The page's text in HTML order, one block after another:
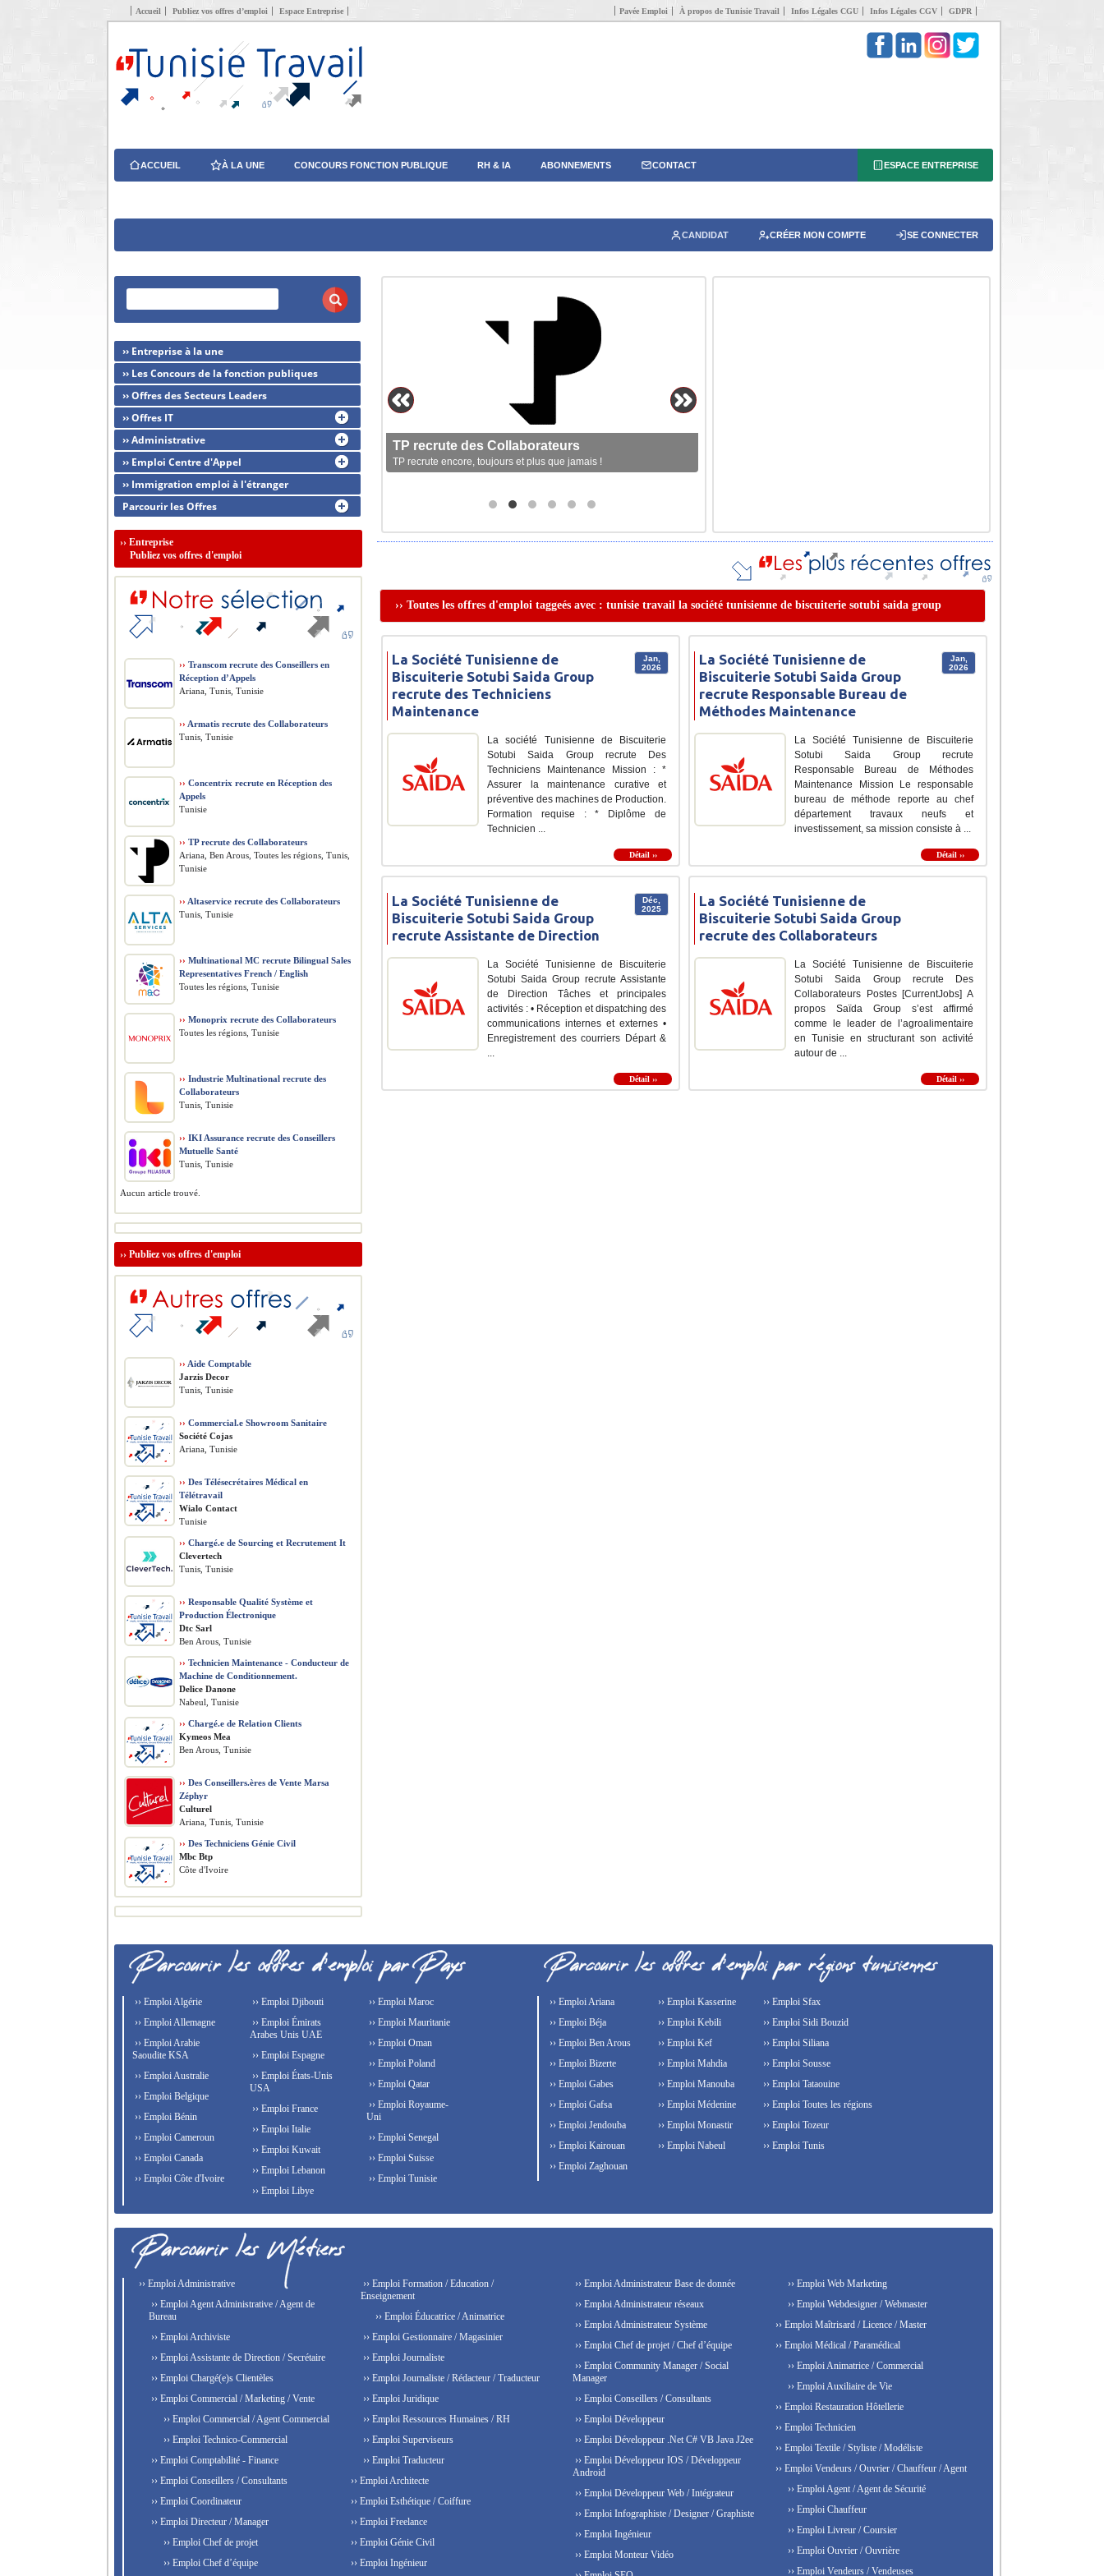
Accueil Publiez vos offres d’emploi Espace Entreprise Pavée Emploi À propos de Tunisie Travail Infos Légales CGU Infos Légales CGV GDPR
ACCUEIL À LA UNE CONCOURS FONCTION PUBLIQUE RH & IA ABONNEMENTS CONTACT ESPACE ENTREPRISE
CANDIDAT CRÉER MON COMPTE SE CONNECTER
TP recrute des Collaborateurs
TP recrute encore, toujours et plus que jamais !
›› Toutes les offres d'emploi taggeés avec : tunisie travail la société tunisienne de biscuiterie sotubi saida group
Jan,
2026
La Société Tunisienne de
Biscuiterie Sotubi Saida Group
recrute des Techniciens
Maintenance
La société Tunisienne de Biscuiterie
Sotubi Saida Group recrute Des
Techniciens Maintenance Mission : *
Assurer la maintenance curative et
préventive des machines de Production.
Formation requise : * Diplôme de
Technicien ...
Détail ››
Jan,
2026
La Société Tunisienne de
Biscuiterie Sotubi Saida Group
recrute Responsable Bureau de
Méthodes Maintenance
La Société Tunisienne de Biscuiterie
Sotubi Saida Group recrute
Responsable Bureau de Méthodes
Maintenance Mission Le responsable
bureau de méthode reporte au chef
département travaux neufs et
investissement, sa mission consiste à ...
Détail ››
Déc,
2025
La Société Tunisienne de
Biscuiterie Sotubi Saida Group
recrute Assistante de Direction
La Société Tunisienne de Biscuiterie
Sotubi Saida Group recrute Assistante
de Direction Tâches et principales
activités : • Réception et dispatching des
communications internes et externes •
Enregistrement des courriers Départ &
...
Détail ››
La Société Tunisienne de
Biscuiterie Sotubi Saida Group
recrute des Collaborateurs
La Société Tunisienne de Biscuiterie
Sotubi Saida Group recrute Des
Collaborateurs Postes [CurrentJobs] A
propos Saïda Group s’est affirmé
comme le leader de l’agroalimentaire
en Tunisie en structurant son activité
autour de ...
Détail ››
›› Entreprise à la une
›› Les Concours de la fonction publiques
›› Offres des Secteurs Leaders
›› Offres IT
›› Administrative
›› Emploi Centre d'Appel
›› Immigration emploi à l'étranger
Parcourir les Offres
›› Entreprise
Publiez vos offres d'emploi
›› Transcom recrute des Conseillers en
Réception d’Appels
Ariana, Tunis, Tunisie
›› Armatis recrute des Collaborateurs
Tunis, Tunisie
›› Concentrix recrute en Réception des
Appels
Tunisie
›› TP recrute des Collaborateurs
Ariana, Ben Arous, Toutes les régions, Tunis,
Tunisie
›› Altaservice recrute des Collaborateurs
Tunis, Tunisie
›› Multinational MC recrute Bilingual Sales
Representatives French / English
Toutes les régions, Tunisie
›› Monoprix recrute des Collaborateurs
Toutes les régions, Tunisie
›› Industrie Multinational recrute des
Collaborateurs
Tunis, Tunisie
›› IKI Assurance recrute des Conseillers
Mutuelle Santé
Tunis, Tunisie
Aucun article trouvé.
›› Publiez vos offres d'emploi
›› Aide Comptable
Jarzis Decor
Tunis, Tunisie
›› Commercial.e Showroom Sanitaire
Société Cojas
Ariana, Tunisie
›› Des Télésecrétaires Médical en
Télétravail
Wialo Contact
Tunisie
›› Chargé.e de Sourcing et Recrutement It
Clevertech
Tunis, Tunisie
›› Responsable Qualité Système et
Production Électronique
Dtc Sarl
Ben Arous, Tunisie
›› Technicien Maintenance - Conducteur de
Machine de Conditionnement.
Delice Danone
Nabeul, Tunisie
›› Chargé.e de Relation Clients
Kymeos Mea
Ben Arous, Tunisie
›› Des Conseillers.ères de Vente Marsa
Zéphyr
Culturel
Ariana, Tunis, Tunisie
›› Des Techniciens Génie Civil
Mbc Btp
Côte d'Ivoire
›› Emploi Algérie
›› Emploi Allemagne
›› Emploi Arabie
Saoudite KSA
›› Emploi Australie
›› Emploi Belgique
›› Emploi Bénin
›› Emploi Cameroun
›› Emploi Canada
›› Emploi Côte d'Ivoire
›› Emploi Djibouti
›› Emploi Émirats
Arabes Unis UAE
›› Emploi Espagne
›› Emploi États-Unis
USA
›› Emploi France
›› Emploi Italie
›› Emploi Kuwait
›› Emploi Lebanon
›› Emploi Libye
›› Emploi Maroc
›› Emploi Mauritanie
›› Emploi Oman
›› Emploi Poland
›› Emploi Qatar
›› Emploi Royaume-
Uni
›› Emploi Senegal
›› Emploi Suisse
›› Emploi Tunisie
›› Emploi Ariana
›› Emploi Béja
›› Emploi Ben Arous
›› Emploi Bizerte
›› Emploi Gabes
›› Emploi Gafsa
›› Emploi Jendouba
›› Emploi Kairouan
›› Emploi Kasserine
›› Emploi Kebili
›› Emploi Kef
›› Emploi Mahdia
›› Emploi Manouba
›› Emploi Médenine
›› Emploi Monastir
›› Emploi Nabeul
›› Emploi Sfax
›› Emploi Sidi Bouzid
›› Emploi Siliana
›› Emploi Sousse
›› Emploi Tataouine
›› Emploi Toutes les régions
›› Emploi Tozeur
›› Emploi Tunis
›› Emploi Zaghouan
›› Emploi Administrative
›› Emploi Agent Administrative / Agent de
Bureau
›› Emploi Archiviste
›› Emploi Assistante de Direction / Secrétaire
›› Emploi Chargé(e)s Clientèles
›› Emploi Commercial / Marketing / Vente
›› Emploi Commercial / Agent Commercial
›› Emploi Technico-Commercial
›› Emploi Comptabilité - Finance
›› Emploi Conseillers / Consultants
›› Emploi Coordinateur
›› Emploi Directeur / Manager
›› Emploi Chef de projet
›› Emploi Chef d’équipe
›› Emploi Formation / Education /
Enseignement
›› Emploi Éducatrice / Animatrice
›› Emploi Gestionnaire / Magasinier
›› Emploi Journaliste
›› Emploi Journaliste / Rédacteur / Traducteur
›› Emploi Juridique
›› Emploi Ressources Humaines / RH
›› Emploi Superviseurs
›› Emploi Traducteur
›› Emploi Architecte
›› Emploi Esthétique / Coiffure
›› Emploi Freelance
›› Emploi Génie Civil
›› Emploi Ingénieur
›› Emploi Administrateur Base de donnée
›› Emploi Administrateur réseaux
›› Emploi Administrateur Système
›› Emploi Chef de projet / Chef d’équipe
›› Emploi Community Manager / Social
Manager
›› Emploi Conseillers / Consultants
›› Emploi Développeur
›› Emploi Développeur .Net C# VB Java J2ee
›› Emploi Développeur IOS / Développeur
Android
›› Emploi Développeur Web / Intégrateur
›› Emploi Infographiste / Designer / Graphiste
›› Emploi Ingénieur
›› Emploi Monteur Vidéo
›› Emploi Web Marketing
›› Emploi Webdesigner / Webmaster
›› Emploi Maîtrisard / Licence / Master
›› Emploi Médical / Paramédical
›› Emploi Animatrice / Commercial
›› Emploi Auxiliaire de Vie
›› Emploi Restauration Hôtellerie
›› Emploi Technicien
›› Emploi Textile / Styliste / Modéliste
›› Emploi Vendeurs / Ouvrier / Chauffeur / Agent
›› Emploi Agent / Agent de Sécurité
›› Emploi Chauffeur
›› Emploi Livreur / Coursier
›› Emploi Ouvrier / Ouvrière
›› Emploi Vendeurs / Vendeuses